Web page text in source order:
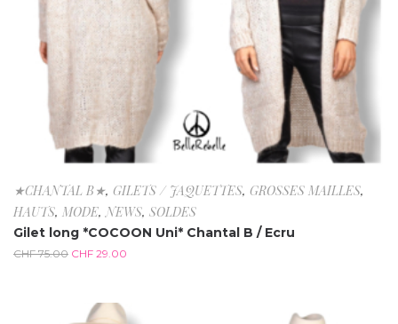
★CHANTAL B★, GILETS / JAQUETTES, GROSSES MAILLES,
HAUTS, MODE,NEWS, SOLDES
Gilet long *COCOON Uni* Chantal B / Ecru
CHF75.00 CHF 29.00